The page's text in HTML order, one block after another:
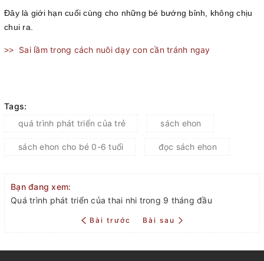
Đây là giới hạn cuối cùng cho những bé bướng bỉnh, không chịu
chui ra.
>> Sai lầm trong cách nuôi dạy con cần tránh ngay
Tags:
quá trình phát triển của trẻ
sách ehon
sách ehon cho bé 0-6 tuổi đọc sách ehon
Bạn đang xem:
Quá trình phát triển của thai nhi trong 9 tháng đầu
Bài trước Bài sau